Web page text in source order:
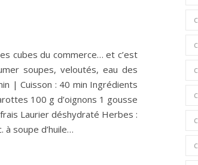
cubes du commerce… et c’est
soupes, veloutés, eau des
| Cuisson : 40 min Ingrédients
100 g d’oignons 1 gousse
Laurier déshydraté Herbes :
soupe d’huile…